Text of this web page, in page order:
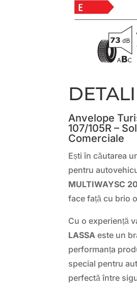
Anvelope
107/105R –
Comerciale
Ești în căutarea
pentru
MULTIWAYSC
face față cu brio
Cu o experiență
LASSA este un
performanța
special pentru
perfectă între